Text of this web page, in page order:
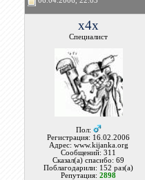
x4x
Специалист
Пол:
Регистрация: 16.02.2006
Адрес: www.kijanka.org
Сообщений: 311
Сказал(а) спасибо: 69
Поблагодарили: 152 раз(а)
Репутация:2898